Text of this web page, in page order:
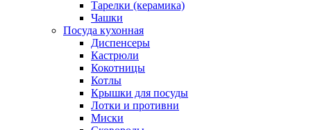
Тарелки (керамика)
Чашки
Посуда кухонная
Диспенсеры
Кастрюли
Кокотницы
Котлы
Крышки для посуды
Лотки и противни
Миски